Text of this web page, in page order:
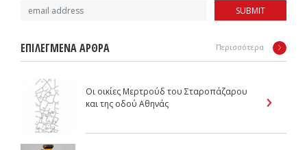
SUBMIT
ΕΠΙΛΕΓΜΕΝΑ ΑΡΘΡΑ Περισσότερα
Οι οικίες Μερτρούδ του Σταροπάζαρου
και της οδού Αθηνάς